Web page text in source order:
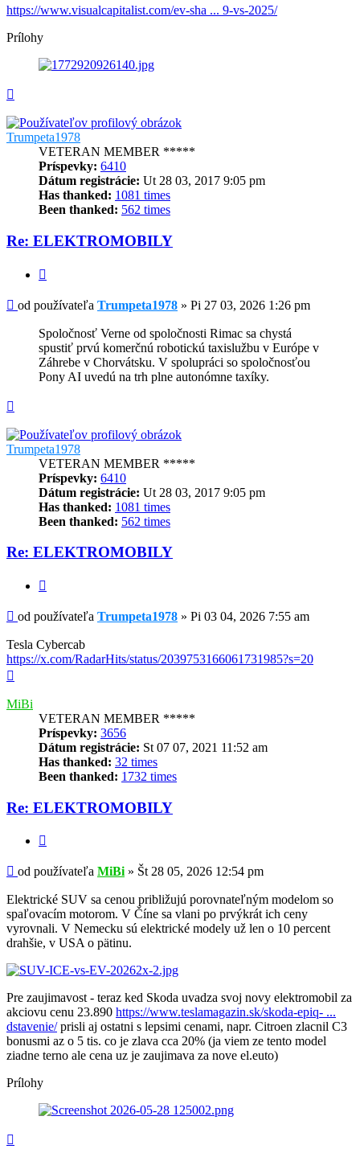
https://www.visualcapitalist.com/ev-sha ... 9-vs-2025/
Prílohy
Trumpeta1978
VETERAN MEMBER *****
Príspevky: 6410
Dátum registrácie: Ut 28 03, 2017 9:05 pm
Has thanked: 1081 times
Been thanked: 562 times
Re: ELEKTROMOBILY
Príspevok
od používateľa Trumpeta1978 » Pi 27 03, 2026 1:26 pm
Spoločnosť Verne od spoločnosti Rimac sa chystá
spustiť prvú komerčnú robotickú taxislužbu v Európe v
Záhrebe v Chorvátsku. V spolupráci so spoločnosťou
Pony AI uvedú na trh plne autonómne taxíky.
Trumpeta1978
VETERAN MEMBER *****
Príspevky: 6410
Dátum registrácie: Ut 28 03, 2017 9:05 pm
Has thanked: 1081 times
Been thanked: 562 times
Re: ELEKTROMOBILY
Príspevok
od používateľa Trumpeta1978 » Pi 03 04, 2026 7:55 am
Tesla Cybercab
https://x.com/RadarHits/status/2039753166061731985?s=20
MiBi
VETERAN MEMBER *****
Príspevky: 3656
Dátum registrácie: St 07 07, 2021 11:52 am
Has thanked: 32 times
Been thanked: 1732 times
Re: ELEKTROMOBILY
Príspevok
od používateľa MiBi » Št 28 05, 2026 12:54 pm
Elektrické SUV sa cenou približujú porovnateľným modelom so
spaľovacím motorom. V Číne sa vlani po prvýkrát ich ceny
vyrovnali. V Nemecku sú elektrické modely už len o 10 percent
drahšie, v USA o pätinu.
Pre zaujimavost - teraz ked Skoda uvadza svoj novy elektromobil za
akciovu cenu 23.890 https://www.teslamagazin.sk/skoda-epiq- ...
dstavenie/prisli aj ostatni s lepsimi cenami, napr. Citroen zlacnil C3
bonusmi az o 5 tis. co je zlava cca 20% (ja viem ze tento model
ziadne terno ale cena uz je zaujimava za nove el.euto)
Prílohy